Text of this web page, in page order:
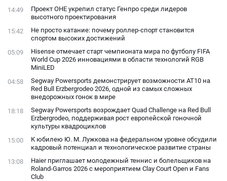
14:49
Проект ОНЕ укрепил статус Генпро среди лидеров
высотного проектирования
15:42
Не просто катание: почему роллер-спорт становится
спортом высоких достижений
05:09
Hisense отмечает старт чемпионата мира по футболу FIFA
World Cup 2026 инновациями в области технологий RGB
MiniLED
04:58
Segway Powersports демонстрирует возможности AT10 на
Red Bull Erzbergrodeo 2026, одной из самых сложных
внедорожных гонок в мире
18:18
Segway Powersports возрождает Quad Challenge на Red Bull
Erzbergrodeo, поддерживая рост европейской гоночной
культуры квадроциклов
15:00
К юбилею Ю. М. Лужкова на федеральном уровне обсудили
кадровый потенциал и технологическое развитие страны
13:08
Haier приглашает молодежный теннис и болельщиков на
Roland-Garros 2026 с мероприятием Clay Court Open и Fans
Club